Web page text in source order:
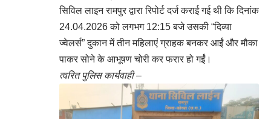
सिविल लाइन रामपुर द्वारा रिपोर्ट दर्ज कराई गई थी कि दिनांक
24.04.2026 को लगभग 12:15 बजे उसकी “दिव्या
ज्वेलर्स” दुकान में तीन महिलाएं ग्राहक बनकर आईं और मौका
पाकर सोने के आभूषण चोरी कर फरार हो गईं।
त्वरित पुलिस कार्यवाही –